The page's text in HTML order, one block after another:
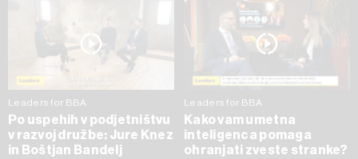
Leaders for BBA
Po uspehih v podjetništvu
v razvoj družbe: Jure Knez
in Boštjan Bandelj
Leaders for BBA
Kako vam umetna
inteligenca pomaga
ohranjati zveste stranke?